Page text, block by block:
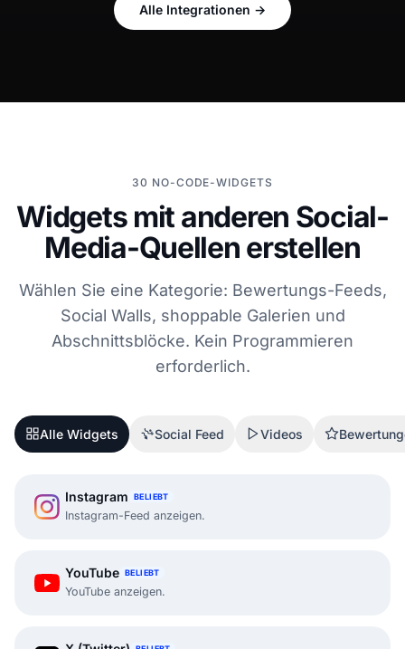
Alle Integrationen →
30 NO-CODE-WIDGETS
Widgets mit anderen Social-
Media-Quellen erstellen
Wählen Sie eine Kategorie: Bewertungs-Feeds,
Social Walls, shoppable Galerien und
Abschnittsblöcke. Kein Programmieren
erforderlich.
Alle Widgets Social Feed Videos
Instagram BELIEBT
Instagram-Feed anzeigen.
YouTube BELIEBT
YouTube anzeigen.